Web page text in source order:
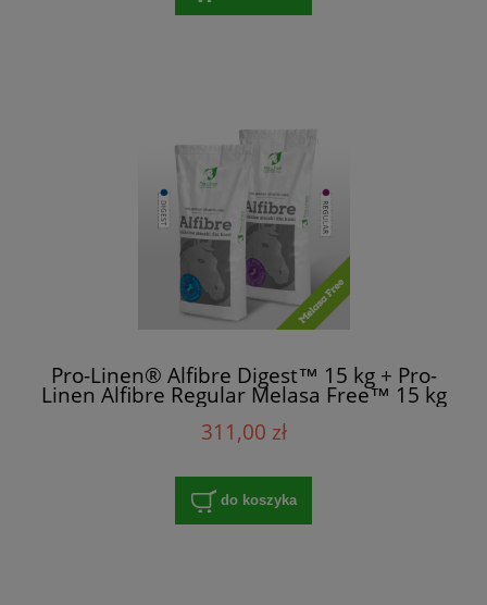
Pro-Linen® Alfibre Digest™ 15 kg + Pro-
Linen Alfibre Regular Melasa Free™ 15 kg
311,00 zł
do koszyka